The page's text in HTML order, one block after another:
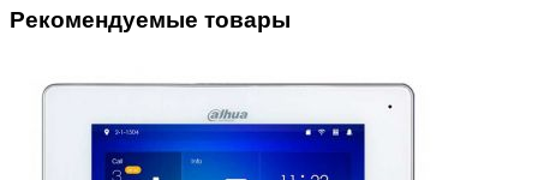
Рекомендуемые товары